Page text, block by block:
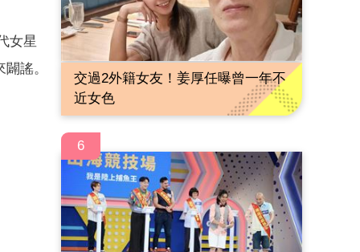
女星
謠。
交過2外籍女友！姜厚任曝曾一年不
近女色
6